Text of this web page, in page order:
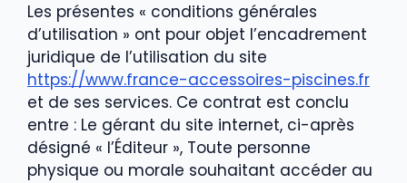
Les présentes « conditions générales
d’utilisation » ont pour objet l’encadrement
juridique de l’utilisation du site
https://www.france-accessoires-piscines.fr
et de ses services. Ce contrat est conclu
entre : Le gérant du site internet, ci-après
désigné « l’Éditeur », Toute personne
physique ou morale souhaitant accéder au